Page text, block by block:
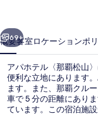
松
山〉
の
写
真
次へ
69+
概要客室ロケーションポ
アパホテル〈那覇松山
便利な立地にあります
ます。また、那覇クル
車で 5 分の距離にあり
ています。この宿泊施